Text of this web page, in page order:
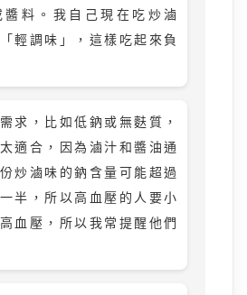
醬料。我自己現在吃炒滷
輕調味」，這樣吃起來負
求，比如低鈉或無麩質，
適合，因為滷汁和醬油通
炒滷味的鈉含量可能超過
半，所以高血壓的人要小
血壓，所以我常提醒他們